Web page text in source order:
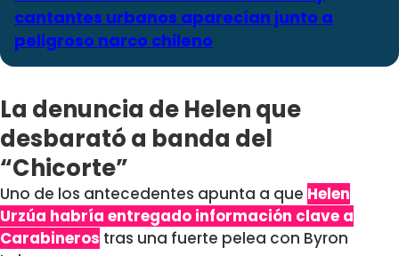
cantantes urbanos aparecían junto a
peligroso narco chileno
La denuncia de Helen que
desbarató a banda del
“Chicorte”
Uno de los antecedentes apunta a que Helen
Urzúa habría entregado información clave a
Carabineros tras una fuerte pelea con Byron